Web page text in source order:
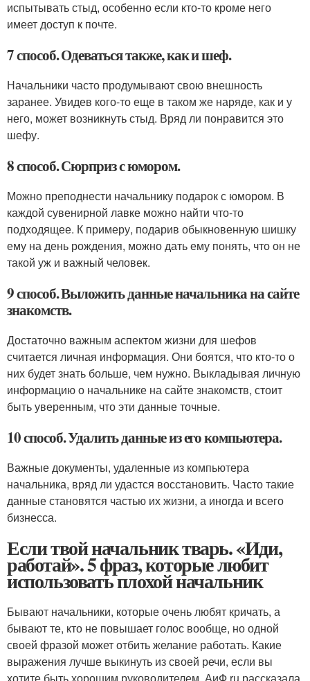
испытывать стыд, особенно если кто-то кроме него
имеет доступ к почте.
7 способ. Одеваться также, как и шеф.
Начальники часто продумывают свою внешность
заранее. Увидев кого-то еще в таком же наряде, как и у
него, может возникнуть стыд. Вряд ли понравится это
шефу.
8 способ. Сюрприз с юмором.
Можно преподнести начальнику подарок с юмором. В
каждой сувенирной лавке можно найти что-то
подходящее. К примеру, подарив обыкновенную шишку
ему на день рождения, можно дать ему понять, что он не
такой уж и важный человек.
9 способ. Выложить данные начальника на сайте
знакомств.
Достаточно важным аспектом жизни для шефов
считается личная информация. Они боятся, что кто-то о
них будет знать больше, чем нужно. Выкладывая личную
информацию о начальнике на сайте знакомств, стоит
быть уверенным, что эти данные точные.
10 способ. Удалить данные из его компьютера.
Важные документы, удаленные из компьютера
начальника, вряд ли удастся восстановить. Часто такие
данные становятся частью их жизни, а иногда и всего
бизнесса.
Если твой начальник тварь. «Иди,
работай». 5 фраз, которые любит
использовать плохой начальник
Бывают начальники, которые очень любят кричать, а
бывают те, кто не повышает голос вообще, но одной
своей фразой может отбить желание работать. Какие
выражения лучше выкинуть из своей речи, если вы